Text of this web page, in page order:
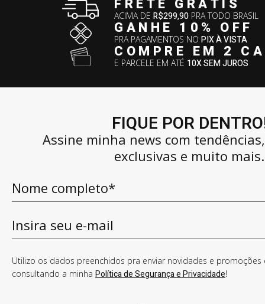
FRETE GRÁTIS
ACIMA DER$299,90 PRA TODO BRASIL
GANHE 10% OFF
PRA PAGAMENTOS NOPIX À VISTA
COMPRE EM 2
E PARCELE EM ATÉ 10X SEM JUROS
FIQUE POR
Assine minha news com
exclusivas e muito mais.
Utilizo os dados preenchidos pra enviar novidades e promoções
consultando a minha Política de Segurança e Privacidade!